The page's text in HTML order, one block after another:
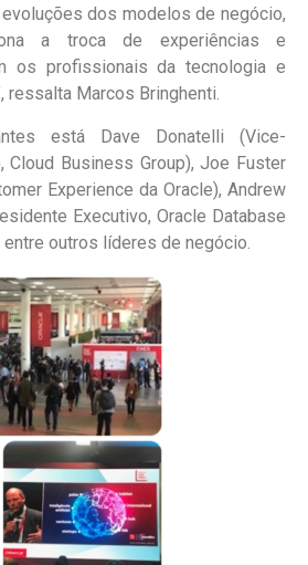
dos modelos de negócio,
a troca de experiências e
os profissionais da tecnologia e
ressalta Marcos Bringhenti.
está Dave Donatelli (Vice-
Cloud Business Group), Joe Fuster
Experience da Oracle), Andrew
Executivo, Oracle Database
outros líderes de negócio.